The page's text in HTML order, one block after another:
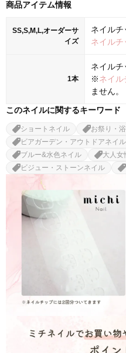
商品アイテム情報
SS,S,M,L,オーダーサ
イズ
ネイル
ネイル
1本
ネイルチ
※ネイル
ません。
このネイルに関するキーワード
ショートネイル
お祭り・
ビアガーデン・アウトドアネイル
ブルー&水色ネイル
大人女
ビジュー・ストーンネイル